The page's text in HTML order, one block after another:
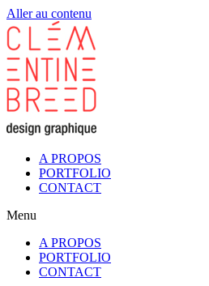
Aller au contenu
A PROPOS
PORTFOLIO
CONTACT
Menu
A PROPOS
PORTFOLIO
CONTACT